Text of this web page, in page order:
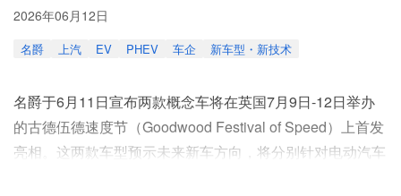
2026年06月12日
名爵 上汽 EV PHEV 车企 新车型・新技术
名爵于6月11日宣布两款概念车将在英国7月9日-12日举办
的古德伍德速度节（Goodwood Festival of Speed）上首发
亮相。这两款车型预示未来新车方向，将分别针对电动汽车